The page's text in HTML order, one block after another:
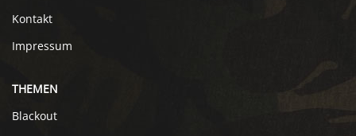
Kontakt
Impressum
THEMEN
Blackout